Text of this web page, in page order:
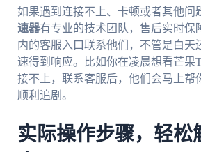
如果遇到连接不上、卡顿或者其他问
速器有专业的技术团队，售后实时保
内的客服入口联系他们，不管是白天
速得到响应。比如你在凌晨想看芒果
接不上，联系客服后，他们会马上帮
顺利追剧。
实际操作步骤，轻松